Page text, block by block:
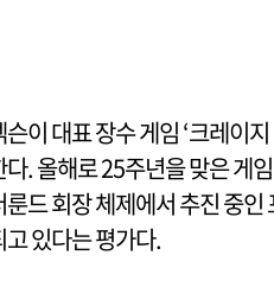
슨이 대표 장수 게임 ‘크레이
다. 올해로 25주년을 맞은 게
룬드 회장 체제에서 추진 중
고 있다는 평가다.